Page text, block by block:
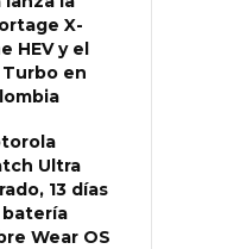
X-
HEV y el
Turbo en
Ultra
13 días
batería
Wear OS